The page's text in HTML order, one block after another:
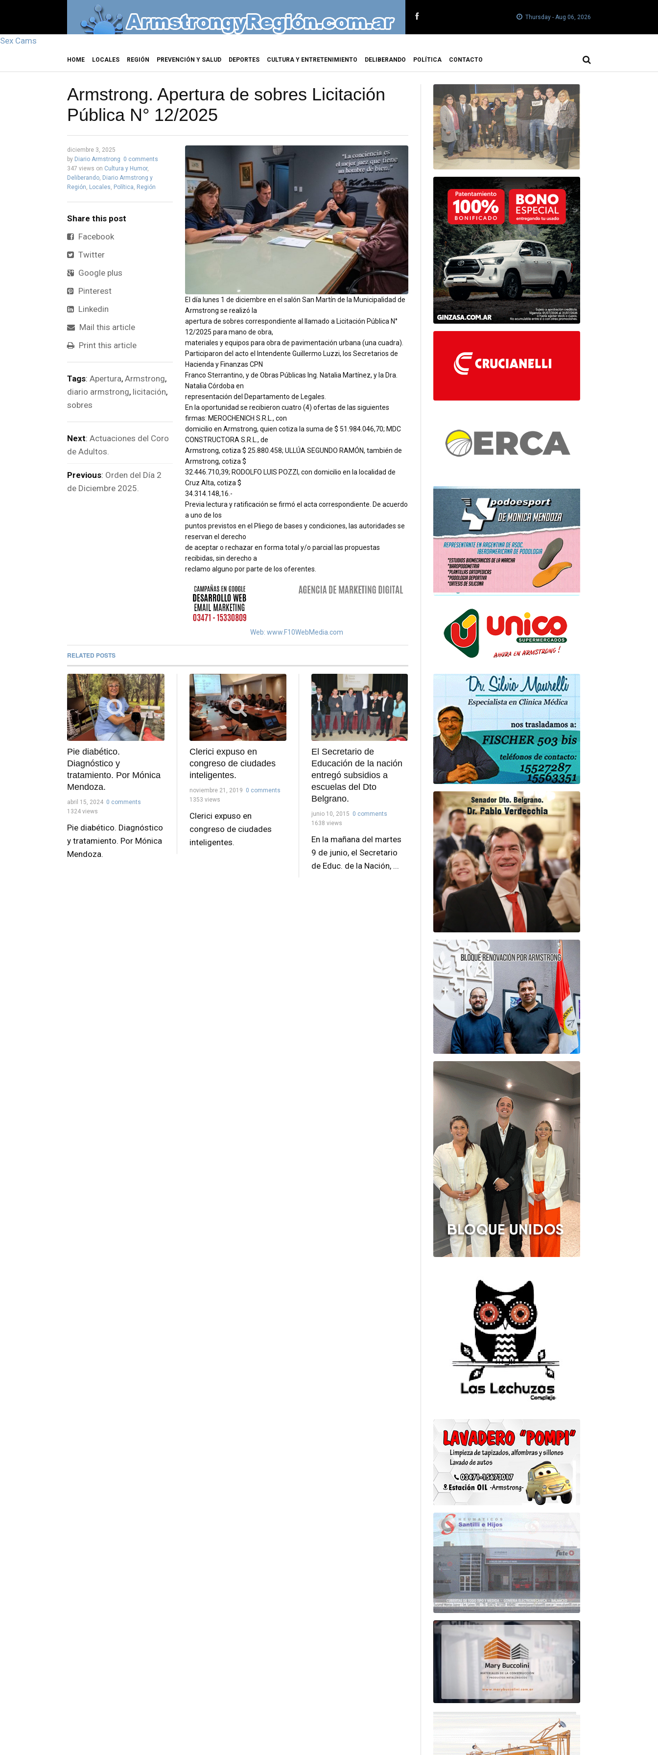
Thursday - Aug 06, 2026
Sex Cams
HOME LOCALES REGIÓN PREVENCIÓN Y SALUD DEPORTES CULTURA Y ENTRETENIMIENTO DELIBERANDO POLÍTICA CONTACTO
Armstrong. Apertura de sobres Licitación
Pública N° 12/2025
El día lunes 1 de diciembre en el salón San Martín de la Municipalidad de
Armstrong se realizó la
apertura de sobres correspondiente al llamado a Licitación Pública N°
12/2025 para mano de obra,
materiales y equipos para obra de pavimentación urbana (una cuadra).
Participaron del acto el Intendente Guillermo Luzzi, los Secretarios de
Hacienda y Finanzas CPN
Franco Sterrantino, y de Obras Públicas Ing. Natalia Martínez, y la Dra.
Natalia Córdoba en
representación del Departamento de Legales.
En la oportunidad se recibieron cuatro (4) ofertas de las siguientes
firmas: MEROCHENICH S.R.L., con
domicilio en Armstrong, quien cotiza la suma de $ 51.984.046,70; MDC
CONSTRUCTORA S.R.L., de
Armstrong, cotiza $ 25.880.458; ULLÚA SEGUNDO RAMÓN, también de
Armstrong, cotiza $
32.446.710,39; RODOLFO LUIS POZZI, con domicilio en la localidad de
Cruz Alta, cotiza $
34.314.148,16.-
Previa lectura y ratificación se firmó el acta correspondiente. De acuerdo
a uno de los
puntos previstos en el Pliego de bases y condiciones, las autoridades se
reservan el derecho
de aceptar o rechazar en forma total y/o parcial las propuestas
recibidas, sin derecho a
reclamo alguno por parte de los oferentes.
Web: www.F10WebMedia.com
diciembre 3, 2025
by Diario Armstrong 0 comments
347 views on Cultura y Humor,
Deliberando, Diario Armstrong y
Región, Locales, Política, Región
Share this post
Facebook
Twitter
Google plus
Pinterest
Linkedin
Mail this article
Print this article
Tags: Apertura, Armstrong,
diario armstrong, licitación,
sobres
Next: Actuaciones del Coro
de Adultos.
Previous: Orden del Día 2
de Diciembre 2025.
RELATED POSTS
Pie diabético.
Diagnóstico y
tratamiento. Por Mónica
Mendoza.
abril 15, 2024 0 comments
1324 views
Pie diabético. Diagnóstico
y tratamiento. Por Mónica
Mendoza.
Clerici expuso en
congreso de ciudades
inteligentes.
noviembre 21, 2019 0 comments
1353 views
Clerici expuso en
congreso de ciudades
inteligentes.
El Secretario de
Educación de la nación
entregó subsidios a
escuelas del Dto
Belgrano.
junio 10, 2015 0 comments
1638 views
En la mañana del martes
9 de junio, el Secretario
de Educ. de la Nación, ...